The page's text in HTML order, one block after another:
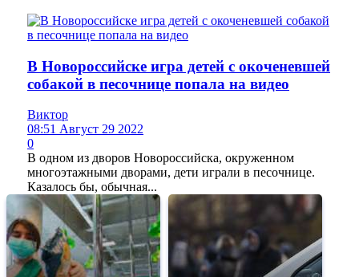
В Новороссийске игра детей с окоченевшей
собакой в песочнице попала на видео
Виктор
08:51 Август 29 2022
0
В одном из дворов Новороссийска, окруженном
многоэтажными дворами, дети играли в песочнице.
Казалось бы, обычная...